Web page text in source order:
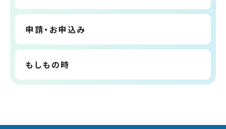
申請・お申込み
もしもの時